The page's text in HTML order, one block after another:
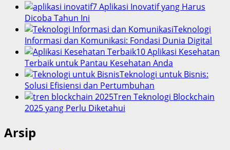
7 Aplikasi Inovatif yang Harus
Dicoba Tahun Ini
Teknologi
Informasi dan Komunikasi: Fondasi Dunia Digital
10 Aplikasi Kesehatan
Terbaik untuk Pantau Kesehatan Anda
Teknologi untuk Bisnis:
Solusi Efisiensi dan Pertumbuhan
Tren Teknologi Blockchain
2025 yang Perlu Diketahui
Arsip